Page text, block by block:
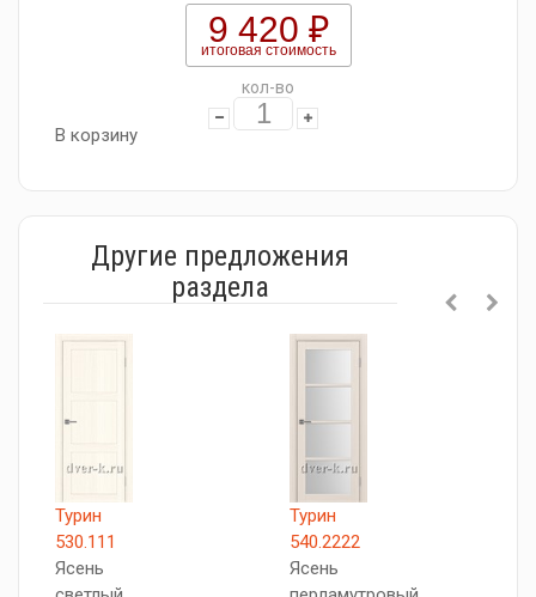
9 420 ₽
итоговая стоимость
кол-во
В корзину
Другие предложения
раздела
Турин
530.111
Ясень
Турин
540.2222
Ясень